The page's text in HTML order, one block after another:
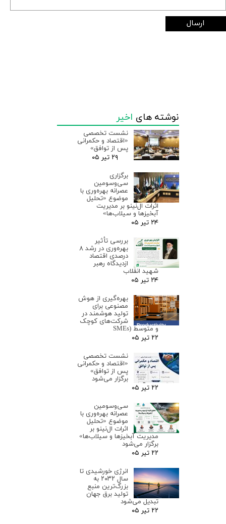
ارسال
نوشته های اخیر
نشست تخصصی
«اقتصاد و حکمرانی
پس از توافق»
۲۹ تیر ۰۵
برگزاری
سی‌وسومین
عصرانه بهره‌وری با
موضوع «تحلیل
اثرات ال‌نینو بر مدیریت
آبخیزها و سیلاب‌ها»
۲۴ تیر ۰۵
بررسی تأثیر
بهره‌وری در رشد ۸
درصدی اقتصاد
ازدیدگاه رهبر
شهید انقلاب
۲۴ تیر ۰۵
بهره‌گیری از هوش
مصنوعی برای
تولید هوشمند در
شرکت‌های کوچک
و متوسط (SMEs
۲۲ تیر ۰۵
نشست تخصصی
«اقتصاد و حکمرانی
پس از توافق»
برگزار می‌شود
۲۲ تیر ۰۵
سی‌وسومین
عصرانه بهره‌وری با
موضوع «تحلیل
اثرات ال‌نینو بر
مدیریت آبخیزها و سیلاب‌ها»
برگزار می‌شود
۲۲ تیر ۰۵
انرژی خورشیدی تا
سال ۲۰۳۲ به
بزرگ‌ترین منبع
تولید برق جهان
تبدیل می‌شود
۲۲ تیر ۰۵